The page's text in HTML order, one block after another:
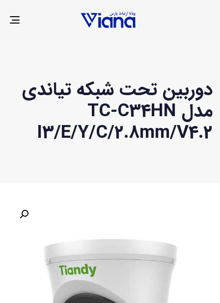
دوربین تحت شبکه تیاندی
مدل TC-C34HN
I3/E/Y/C/2.8mm/V4.2